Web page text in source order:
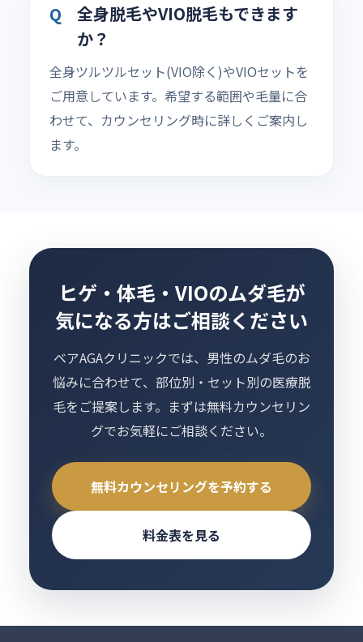
全身脱毛やVIO脱毛もできます
か？
全身ツルツルセット(VIO除く)やVIOセットを
ご用意しています。希望する範囲や毛量に合
わせて、カウンセリング時に詳しくご案内し
ます。
ヒゲ・体毛・VIOのムダ毛が
気になる方はご相談ください
ベアAGAクリニックでは、男性のムダ毛のお
悩みに合わせて、部位別・セット別の医療脱
毛をご提案します。まずは無料カウンセリン
グでお気軽にご相談ください。
無料カウンセリングを予約する
料金表を見る